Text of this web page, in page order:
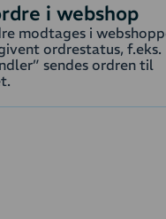
i webshop
modtages i
ordrestatus, f.eks.
sendes ordren til